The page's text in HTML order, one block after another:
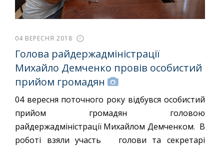
04 ВЕРЕСНЯ 2018
Голова райдержадміністрації
Михайло Демченко провів особистий
прийом громадян
04 вересня поточного року відбувся особистий
прийом громадян головою
райдержадміністрації Михайлом Демченком. В
роботі взяли участь голови та секретарі